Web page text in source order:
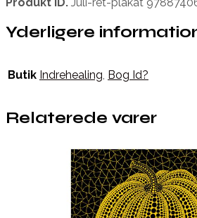
Yderligere
Butik Indrehealing, Bog Id?
Relaterede varer